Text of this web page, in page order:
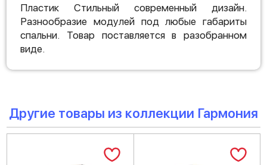
Пластик Стильный современный дизайн.
Разнообразие модулей под любые габариты
спальни. Товар поставляется в разобранном
виде.
Другие товары из коллекции Гармония